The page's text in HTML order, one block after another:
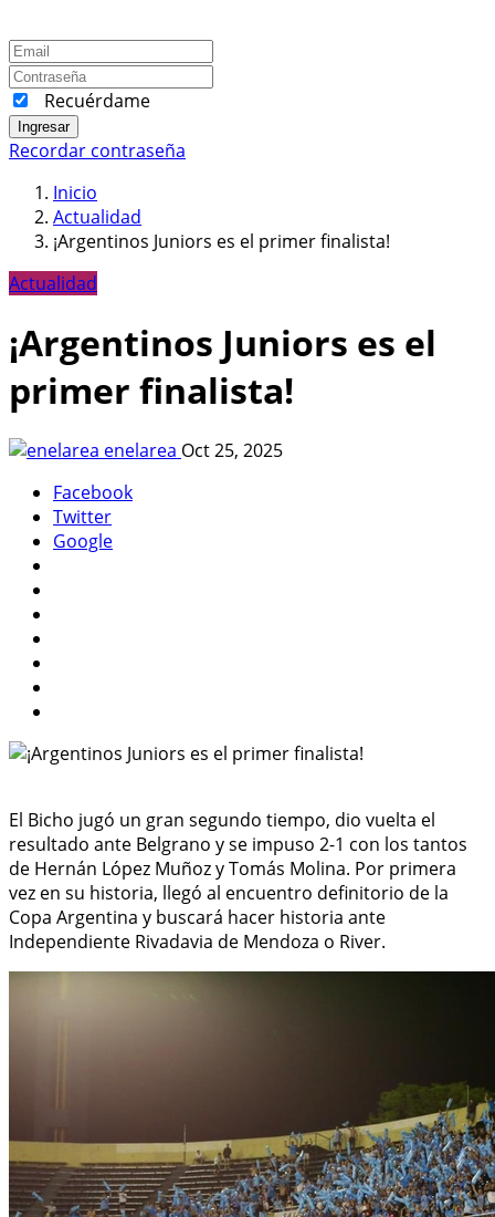
Recuérdame
Ingresar
Recordar contraseña
Inicio
Actualidad
¡Argentinos Juniors es el primer finalista!
Actualidad
¡Argentinos Juniors es el
primer finalista!
enelarea Oct 25, 2025
Facebook
Twitter
Google
El Bicho jugó un gran segundo tiempo, dio vuelta el
resultado ante Belgrano y se impuso 2-1 con los tantos
de Hernán López Muñoz y Tomás Molina. Por primera
vez en su historia, llegó al encuentro definitorio de la
Copa Argentina y buscará hacer historia ante
Independiente Rivadavia de Mendoza o River.